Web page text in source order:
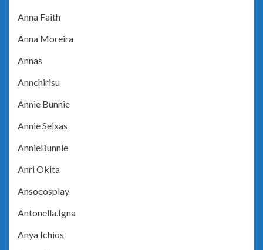
Anna Faith
Anna Moreira
Annas
Annchirisu
Annie Bunnie
Annie Seixas
AnnieBunnie
Anri Okita
Ansocosplay
Antonella.Igna
Anya Ichios